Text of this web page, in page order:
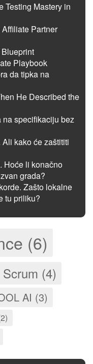
Testing Mastery in
Partner
Playbook
da tipka na
He Described the
na specifikaciju bez
kako će zaštititi
Hoće li konačno
grada?
Zašto lokalne
tu priliku?
(6)
Scrum (4)
AI (3)